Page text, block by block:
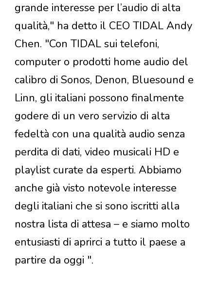
grande interesse per l’audio di alta
qualità," ha detto il CEO TIDAL Andy
Chen. "Con TIDAL sui telefoni,
computer o prodotti home audio del
calibro di Sonos, Denon, Bluesound e
Linn, gli italiani possono finalmente
godere di un vero servizio di alta
fedeltà con una qualità audio senza
perdita di dati, video musicali HD e
playlist curate da esperti. Abbiamo
anche già visto notevole interesse
degli italiani che si sono iscritti alla
nostra lista di attesa – e siamo molto
entusiasti di aprirci a tutto il paese a
partire da oggi ".